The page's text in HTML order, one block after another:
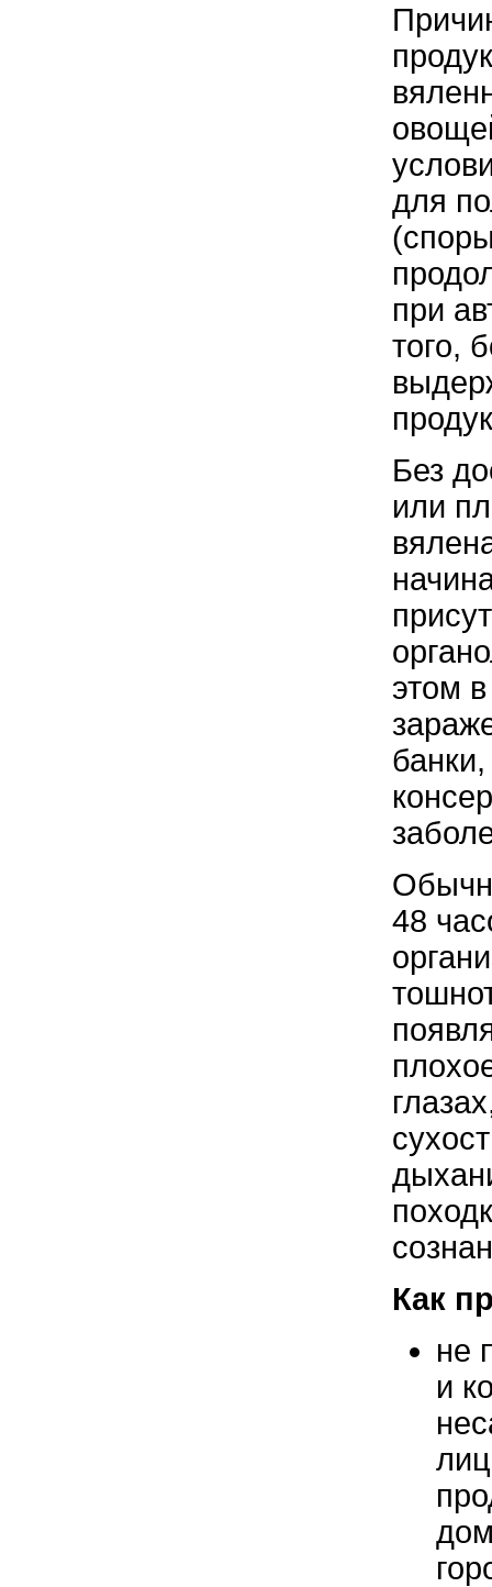
для
при
того,
Без
или
этом
48
Как
не
и